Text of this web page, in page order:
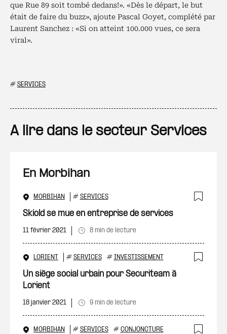
que Rue 89 soit tombé dedans!». «Dès le départ, le but
était de faire du buzz», ajoute Pascal Goyet, complété par
Laurent Sanchez : «Si on atteint 100.000 vues, ce sera
viral».
# SERVICES
A lire dans le secteur Services
En Morbihan
MORBIHAN # SERVICES
Skiold se mue en entreprise de services
11 février 2021 8 min de lecture
LORIENT # SERVICES # INVESTISSEMENT
Un siège social urbain pour Securiteam à
Lorient
18 janvier 2021 9 min de lecture
MORBIHAN # SERVICES # CONJONCTURE